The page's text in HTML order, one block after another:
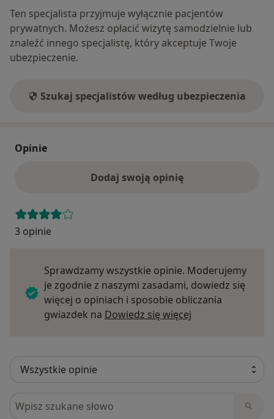
Ten specjalista przyjmuje wyłącznie pacjentów
prywatnych. Możesz opłacić wizytę samodzielnie lub
znaleźć innego specjalistę, który akceptuje Twoje
ubezpieczenie.
Szukaj specjalistów według ubezpieczenia
Opinie
Dodaj swoją opinię
3 opinie
Sprawdzamy wszystkie opinie. Moderujemy
je zgodnie z naszymi zasadami, dowiedz się
więcej o opiniach i sposobie obliczania
gwiazdek na Dowiedz się więcej
Szukaj w opiniach